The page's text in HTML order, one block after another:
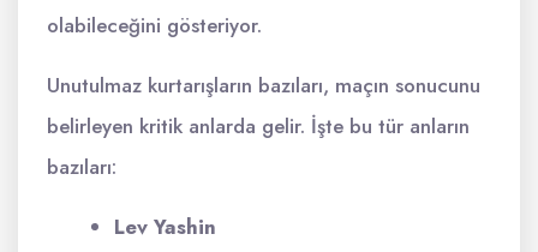
olabileceğini gösteriyor.
Unutulmaz kurtarışların bazıları, maçın sonucunu
belirleyen kritik anlarda gelir. İşte bu tür anların
bazıları:
Lev Yashin